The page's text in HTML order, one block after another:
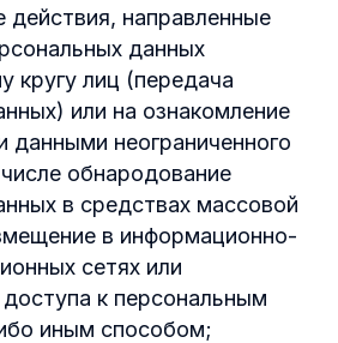
направленные
данных
кругу лиц (передача
или на ознакомление
данными неограниченного
обнародование
в средствах массовой
в информационно-
сетях или
к персональным
иным способом;